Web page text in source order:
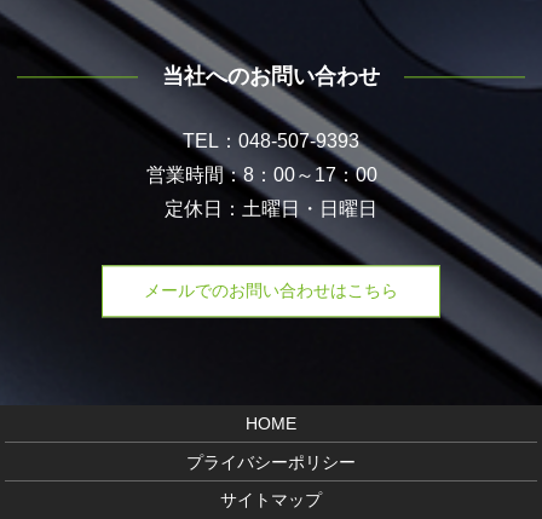
当社へのお問い合わせ
TEL：048-507-9393
営業時間：8：00～17：00
定休日：土曜日・日曜日
メールでのお問い合わせはこちら
HOME
プライバシーポリシー
サイトマップ